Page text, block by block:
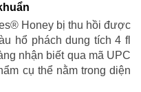
Honey bị thu hồi được
hổ phách dung tích 4 fl
nhận biết qua mã UPC
cụ thể nằm trong diện